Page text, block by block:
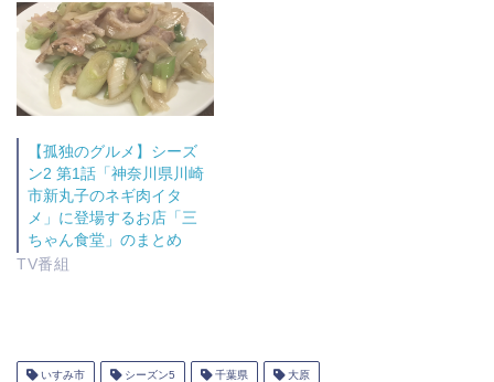
ウ
で
開
き
ま
す
)
【孤独のグルメ】シーズ
ン2 第1話「神奈川県川崎
市新丸子のネギ肉イタ
メ」に登場するお店「三
ちゃん食堂」のまとめ
TV番組
いすみ市 シーズン5 千葉県 大原